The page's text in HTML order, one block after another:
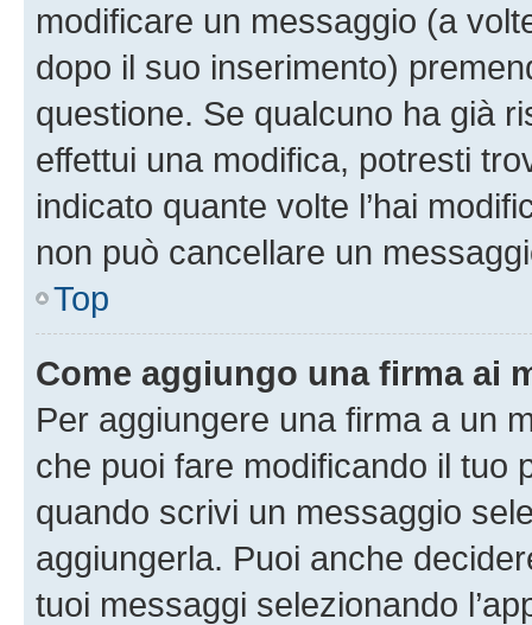
modificare un messaggio (a
dopo il suo inserimento)
questione. Se qualcuno ha già
effettui una modifica, potresti
indicato quante volte l’hai
non può cancellare un
Top
Come aggiungo una firma ai
Per aggiungere una firma a un
che puoi fare modificando il tuo
quando scrivi un messaggio
aggiungerla. Puoi anche
tuoi messaggi selezionando